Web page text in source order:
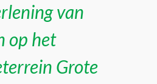
van
op het
Grote